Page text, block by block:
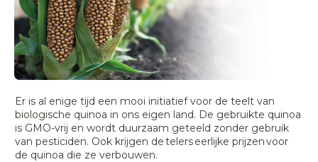
Er is al enige tijd een mooi initiatief voor de teelt van
biologische quinoa in ons eigen land. De gebruikte quinoa
is GMO-vrij en wordt duurzaam geteeld zonder gebruik
van pesticiden. Ook krijgen de telers eerlijke prijzen voor
de quinoa die ze verbouwen.